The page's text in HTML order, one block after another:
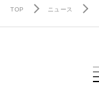
TOP ニュース